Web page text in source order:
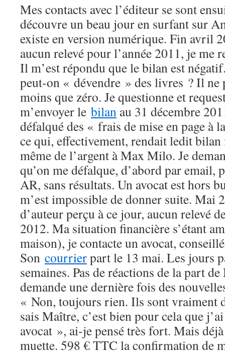
Mes contacts avec l’éditeur se sont
découvre un beau jour en surfant sur
existe en version numérique. Fin avril
aucun relevé pour l’année 2011, je me
Il m’est répondu que le bilan est
peut-on « dévendre » des livres ? Il ne
moins que zéro. Je questionne et
m’envoyer le bilan au 31 décembre
défalqué des « frais de mise en page à
ce qui, effectivement, rendait ledit
même de l’argent à Max Milo. Je
qu’on me défalque, d’abord par email,
AR, sans résultats. Un avocat est hors
m’est impossible de donner suite. Mai
d’auteur perçu à ce jour, aucun relevé
2012. Ma situation financière s’étant
maison), je contacte un avocat,
Son courrierpart le 13 mai. Les jours
semaines. Pas de réactions de la part
demande une dernière fois des
« Non, toujours rien. Ils sont vraiment
sais Maître, c’est bien pour cela que
avocat », ai-je pensé très fort. Mais
muette. 598 € TTC la confirmation de